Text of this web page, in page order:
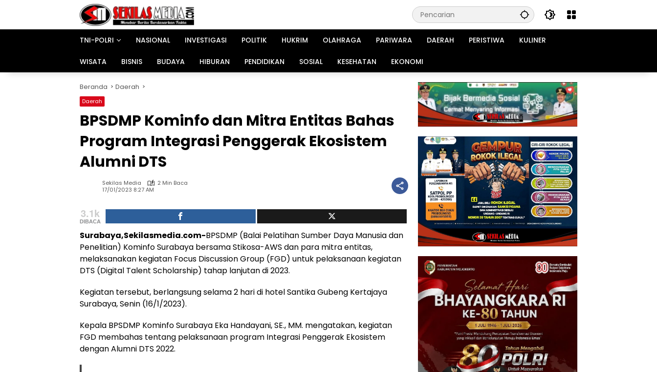
TNI-POLRI
NASIONAL INVESTIGASI POLITIK HUKRIM OLAHRAGA PARIWARA DAERAH PERISTIWA KULINER
WISATA BISNIS BUDAYA HIBURAN PENDIDIKAN SOSIAL KESEHATAN EKONOMI
Beranda Daerah
Daerah
BPSDMP Kominfo dan Mitra Entitas Bahas
Program Integrasi Penggerak Ekosistem
Alumni DTS
Sekilas Media
2 Min Baca
17/01/2023 8:27 AM
3.1k
DIBACA
Surabaya,Sekilasmedia.com-BPSDMP (Balai Pelatihan Sumber Daya Manusia dan
Penelitian) Kominfo Surabaya bersama Stikosa-AWS dan para mitra entitas,
melaksanakan kegiatan Focus Discussion Group (FGD) untuk pelaksanaan kegiatan
DTS (Digital Talent Scholarship) tahap lanjutan di 2023.
Kegiatan tersebut, berlangsung selama 2 hari di hotel Santika Gubeng Kertajaya
Surabaya, Senin (16/1/2023).
Kepala BPSDMP Kominfo Surabaya Eka Handayani, SE., MM. mengatakan, kegiatan
FGD membahas tentang pelaksanaan program Integrasi Penggerak Ekosistem
dengan Alumni DTS 2022.